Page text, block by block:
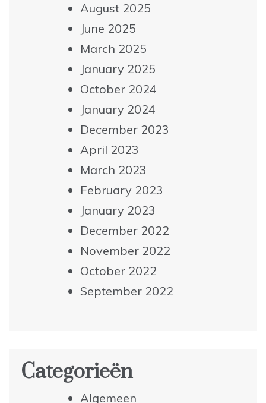
August 2025
June 2025
March 2025
January 2025
October 2024
January 2024
December 2023
April 2023
March 2023
February 2023
January 2023
December 2022
November 2022
October 2022
September 2022
Categorieën
Algemeen